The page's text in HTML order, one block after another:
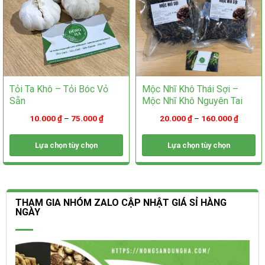
trang
sản
phẩm
sản
phẩm
Tỏi Ta Khô – Tỏi Bóc Vỏ
Sẵn
10.000₫– 75.000₫
Lựa chọn tùy chọn
Sản
có
nhiều
biến
thể.
Các
tùy
chọn
Mộc Nhĩ Khô Thái Sợi –
Mộc Nhĩ Khô Nguyên Tai
20.000₫– 160.000₫
Lựa chọn tùy chọn
Sản
có
nhiều
Các
tùy
chọn
THAM GIA NHÓM ZALO CẬP NHẬT GIÁ SỈ HÀNG
NGÀY